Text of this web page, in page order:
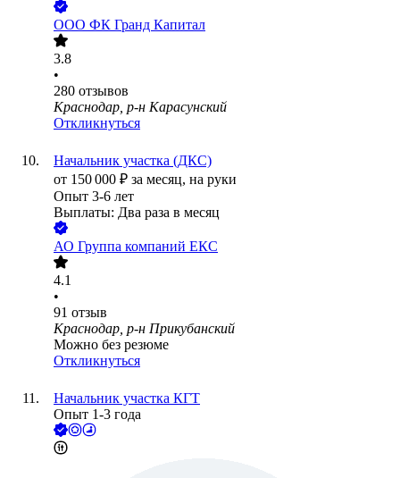
ООО ФК Гранд Капитал
3.8
•
280 отзывов
Краснодар, р-н Карасунский
Откликнуться
Начальник участка (ДКС)
от 150 000 ₽ за месяц, на руки
Опыт 3-6 лет
Выплаты: Два раза в месяц
АО Группа компаний ЕКС
4.1
•
91 отзыв
Краснодар, р-н Прикубанский
Можно без резюме
Откликнуться
Начальник участка КГТ
Опыт 1-3 года